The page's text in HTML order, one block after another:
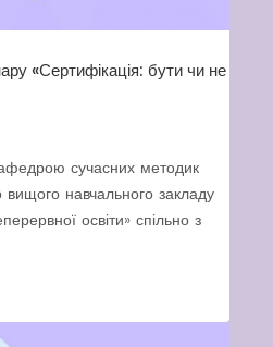
«Сертифікація: бути чи не
сучасних методик
навчального закладу
освіти» спільно з